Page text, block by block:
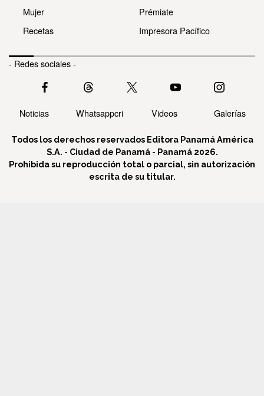
Mujer
Recetas
Prémiate
Impresora Pacífico
- Redes sociales -
Noticias Whatsappcri Videos Galerías
Todos los derechos reservados Editora Panamá América
S.A. - Ciudad de Panamá - Panamá 2026.
Prohibida su reproducción total o parcial, sin autorización
escrita de su titular.